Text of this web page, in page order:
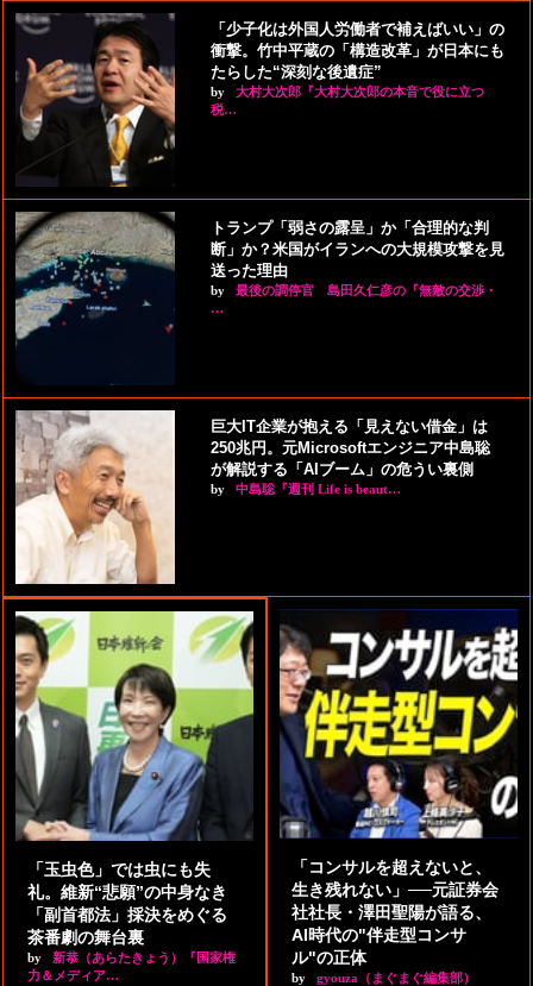
「少子化は外国人労働者で補えばいい」の
衝撃。竹中平蔵の「構造改革」が日本にも
たらした“深刻な後遺症”
by
大村大次郎『大村大次郎の本音で役に立つ
税…
トランプ「弱さの露呈」か「合理的な判
断」か？米国がイランへの大規模攻撃を見
送った理由
by
最後の調停官 島田久仁彦の『無敵の交渉・
…
巨大IT企業が抱える「見えない借金」は
250兆円。元Microsoftエンジニア中島聡
が解説する「AIブーム」の危うい裏側
by 中島聡『週刊 Life is beaut…
「玉虫色」では虫にも失
礼。維新“悲願”の中身なき
「副首都法」採決をめぐる
茶番劇の舞台裏
by
新恭（あらたきょう）『国家権
力＆メディア…
「コンサルを超えないと、
生き残れない」──元証券会
社社長・澤田聖陽が語る、
AI時代の"伴走型コンサ
ル"の正体
by gyouza（まぐまぐ編集部）